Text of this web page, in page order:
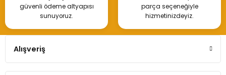
güvenli ödeme altyapısı
sunuyoruz.
parça seçeneğiyle
hizmetinizdeyiz.
Alışveriş